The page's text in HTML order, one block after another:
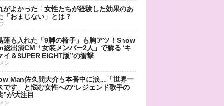
がよかった！女性たちが経験した効果のあ
「おまじない」とは？
蓮も入れた「9脚の椅子」も胸アツ！Snow
総出演CM「女装メンバー2人」で蘇る“キ
イ＆SUPER EIGHT版”の衝撃
ン
Man佐久間大介も本番中に涙…「世界一
です」と悩む女性への“レジェンド歌手の
”が大注目
ン